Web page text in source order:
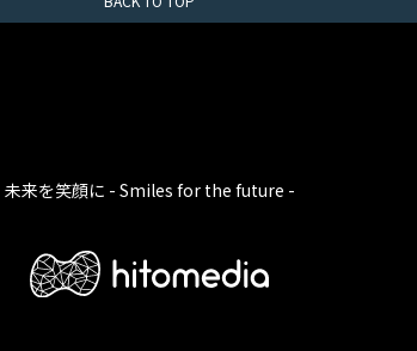
未来を笑顔に - Smiles for the future -